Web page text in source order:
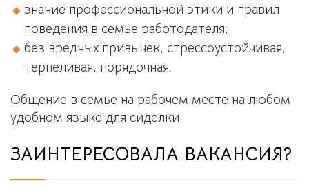
знание профессиональной этики и правил
поведения в семье работодателя;
без вредных привычек, стрессоустойчивая,
терпеливая, порядочная.
Общение в семье на рабочем месте на любом
удобном языке для сиделки.
ЗАИНТЕРЕСОВАЛА ВАКАНСИЯ?